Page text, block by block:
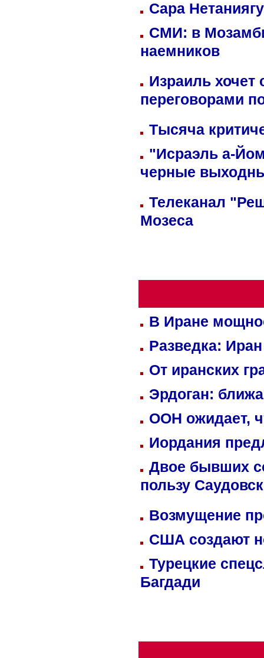
Сара
СМИ: в
наемников
Израиль хочет
переговорами
Тысяча
"Исраэль а-
черные
Телеканал
Мозеса
В Иране
Разведка:
От иранских
Эрдоган:
ООН ожидает,
Иордания
Двое бывших
пользу
Возмущение
США создают
Турецкие
Багдади